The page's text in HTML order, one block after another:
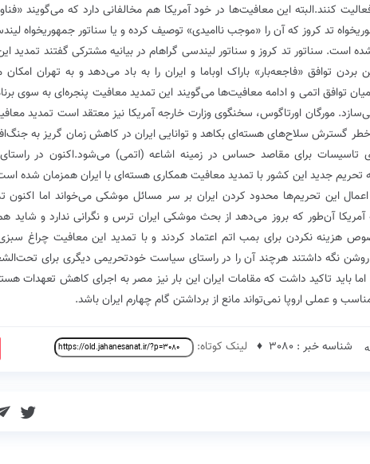
کنند.البته این معافیت‌ها در خود آمریکا هم مخالفانی دارد که می‌گویند
تد کروز‌ که آن را «موجب ناامیدی» توصیف کرده و یا سناتور جمهوریخواه
است. سناتور تد کروز و سناتور لیندسی گراهام در بیانیه مشترکی گفتند تمدید
توافق «فاجعه‌بار» باراک اوباما و ایران را به باد می‌دهد و به تهران امکان
توافق اتمی و ادامه معافیت‌ها می‌گویند این تمدید معافیت پنجره‌ای به ‌سوی
مورگان اورتاگوس، سخنگوی وزارت خارجه آمریکا‌ نیز معتقد است تمدید
گسترش سلاح‌های هسته‌ای بکاهد و‌ توانایی ایران در کاهش زمان گریز به
تاسیسات برای مقاصد حساس در زمینه اشاعه (اتمی) می‌شود.اکنون در
جدید این کشور با تمدید معافیت همکاری هسته‌ای با ایران همزمان شده
این تحریم‌ها محدود کردن ایران بر سر مسائل موشکی می‌خواند اما اکنون
آن‌طور که بروز می‌دهد از بحث موشکی ایران ترس و نگرانی ندارد و شاید
هزینه نکردن برای بمب اتم اعتماد کردند و با تمدید این معافیت چراغ
روشن نگه داشتند هرچند آن را در راستای سیاست خود‌تحریمی دیگری برای
باید تاکید داشت که مقامات ایران این بار نیز مصر به اجرای کاهش تعهدات
و عملی اروپا نمی‌تواند مانع از برداشتن گام چهارم ایران باشد.
شناسه خبر : 3080 ♦ لینک کوتاه: